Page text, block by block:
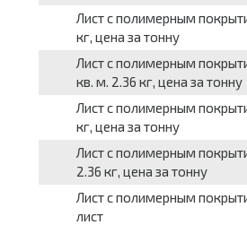
Лист с полимерным
кг, цена за тонну
Лист с полимерным
кв. м. 2.36 кг, цена за тонну
Лист с полимерным
кг, цена за тонну
Лист с полимерным
2.36 кг, цена за тонну
Лист с полимерным
лист